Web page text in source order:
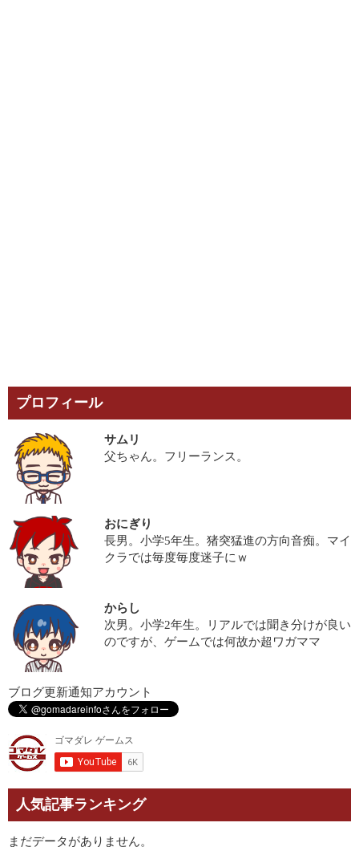
プロフィール
サムリ
父ちゃん。フリーランス。
おにぎり
長男。小学5年生。猪突猛進の方向音痴。マイ
クラでは毎度毎度迷子にｗ
からし
次男。小学2年生。リアルでは聞き分けが良い
のですが、ゲームでは何故か超ワガママ
ブログ更新通知アカウント
人気記事ランキング
まだデータがありません。